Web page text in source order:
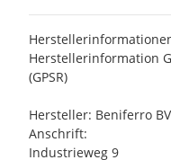
Herstellerinformation
(GPSR)
Hersteller: Beniferro BV
Anschrift:
Industrieweg 9